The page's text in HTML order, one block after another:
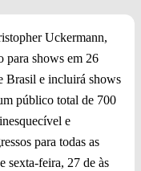
Uckermann,
para shows em 26
Brasil e incluirá shows
público total de 700
e
para todas as
sexta-feira, 27 de às